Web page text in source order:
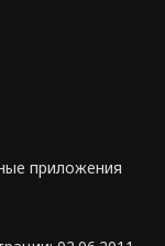
приложения